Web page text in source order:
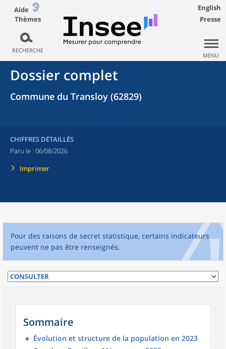
Aide
Thèmes
RECHERCHE
English
Presse
MENU
Dossier complet
Commune du Transloy (62829)
CHIFFRES DÉTAILLÉS
Paru le : 06/08/2026
Imprimer
Pour des raisons de secret statistique, certains indicateurs
peuvent ne pas être renseignés.
Sommaire
Évolution et structure de la population en 2023